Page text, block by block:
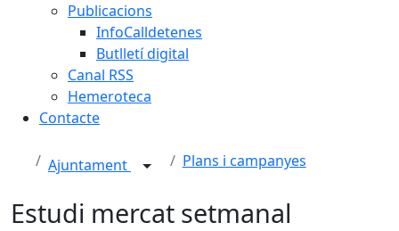
Publicacions
InfoCalldetenes
Butlletí digital
Canal RSS
Hemeroteca
Contacte
Ajuntament Plans i campanyes
Estudi mercat setmanal